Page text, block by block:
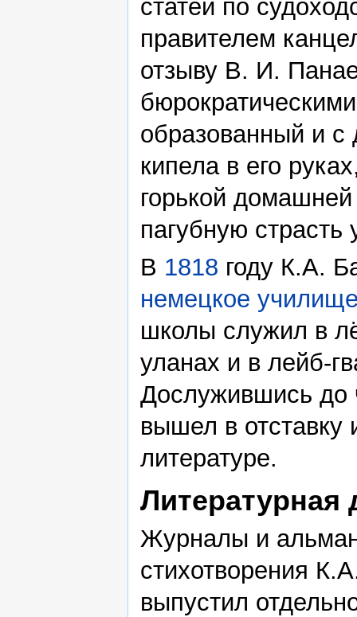
статей по
правителем
отзыву В. И.
образованный и
кипела в его
горькой
пагубную
В 1818 году К.А.
немецкое
школы служил в
уланах и в лейб-
Дослужившись до
вышел в отставку
литературе.
Литературная
Журналы и
стихотворения
выпустил